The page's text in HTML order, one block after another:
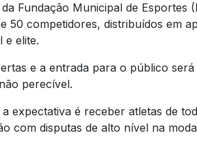
Fundação Municipal de Esportes
50 competidores, distribuídos em
e elite.
e a entrada para o público
perecível.
expectativa é receber atletas de
com disputas de alto nível na